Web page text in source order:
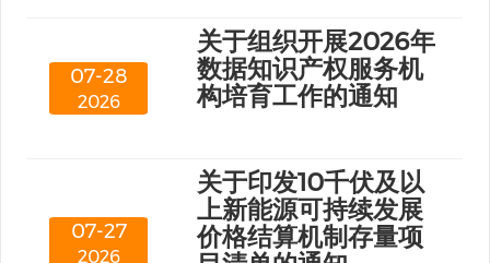
07-28
2026
关于组织开展2026年
数据知识产权服务机
构培育工作的通知
07-27
2026
关于印发10千伏及以
上新能源可持续发展
价格结算机制存量项